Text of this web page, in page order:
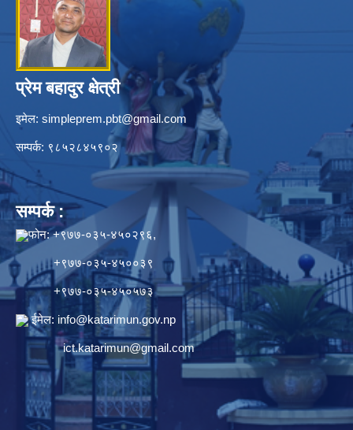
प्रेम बहादुर क्षेत्री
इमेल: simpleprem.pbt@gmail.com
सम्पर्क: ९८५२८४५९०२
सम्पर्क :
फोन: +९७७-०३५-४५०२९६,
+९७७-०३५-४५००३९
+९७७-०३५-४५०५७३
ईमेल: info@katarimun.gov.np
ict.katarimun@gmail.com